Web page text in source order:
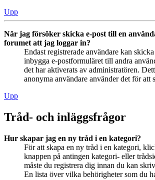
Upp
När jag försöker skicka e-post till en
forumet att jag loggar in?
Endast registrerade användare kan
inbygga e-postformuläret till andra
det har aktiverats av administratören.
anonyma användare använder det för att
Upp
Tråd- och inläggsfrågor
Hur skapar jag en ny tråd i en kategori?
För att skapa en ny tråd i en kategori,
knappen på antingen kategori- eller
måste du registrera dig innan du kan
En lista över vilka behörigheter som du